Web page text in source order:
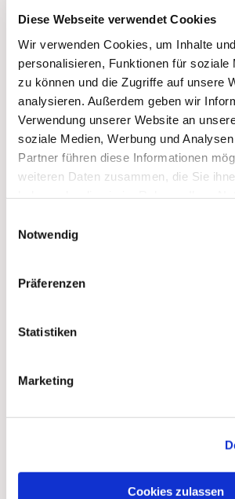
Diese Webseite verwendet Cookies
Wir verwenden Cookies, um Inhalte
personalisieren, Funktionen für soziale
zu können und die Zugriffe auf unsere
analysieren. Außerdem geben wir
Verwendung unserer Website an
soziale Medien, Werbung und
Partner führen diese Informationen
weiteren Daten zusammen, die Sie
Notwendig
Präferenzen
Statistiken
Marketing
Cookies zulassen
Heilige Dreifaltigkeit,
Frankenwall 7, 18439
Dies könnte Sie